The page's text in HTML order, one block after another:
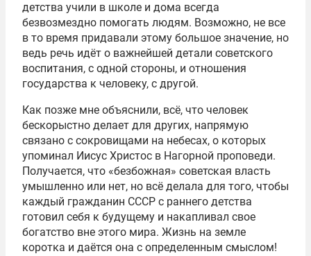
детства учили в школе и дома всегда
безвозмездно помогать людям. Возможно, не все
в то время придавали этому большое значение, но
ведь речь идёт о важнейшей детали советского
воспитания, с одной стороны, и отношения
государства к человеку, с другой.
Как позже мне объяснили, всё, что человек
бескорыстно делает для других, напрямую
связано с сокровищами на небесах, о которых
упоминал Иисус Христос в Нагорной проповеди.
Получается, что «безбожная» советская власть
умышленно или нет, но всё делала для того, чтобы
каждый гражданин СССР с раннего детства
готовил себя к будущему и накапливал свое
богатство вне этого мира. Жизнь на земле
коротка и даётся она с определенным смыслом!